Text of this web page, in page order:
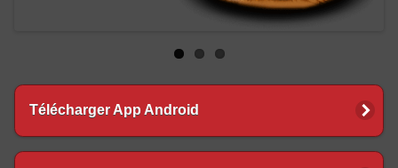
Télécharger App Android